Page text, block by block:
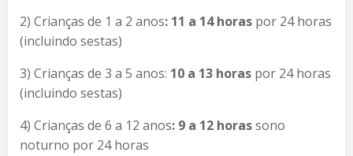
2) Crianças de 1 a 2 anos: 11 a 14 horas por 24 horas
(incluindo sestas)
3) Crianças de 3 a 5 anos: 10 a 13 horas por 24 horas
(incluindo sestas)
4) Crianças de 6 a 12 anos: 9 a 12 horassono
noturno por 24 horas